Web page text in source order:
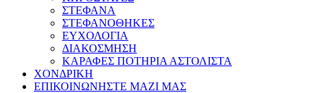
ΣΤΕΦΑΝΑ
ΣΤΕΦΑΝΟΘΗΚΕΣ
ΕΥΧΟΛΟΓΙΑ
ΔΙΑΚΟΣΜΗΣΗ
ΚΑΡΑΦΕΣ ΠΟΤΗΡΙΑ ΑΣΤΟΛΙΣΤΑ
ΧΟΝΔΡΙΚΗ
ΕΠΙΚΟΙΝΩΝΗΣΤΕ ΜΑΖΙ ΜΑΣ